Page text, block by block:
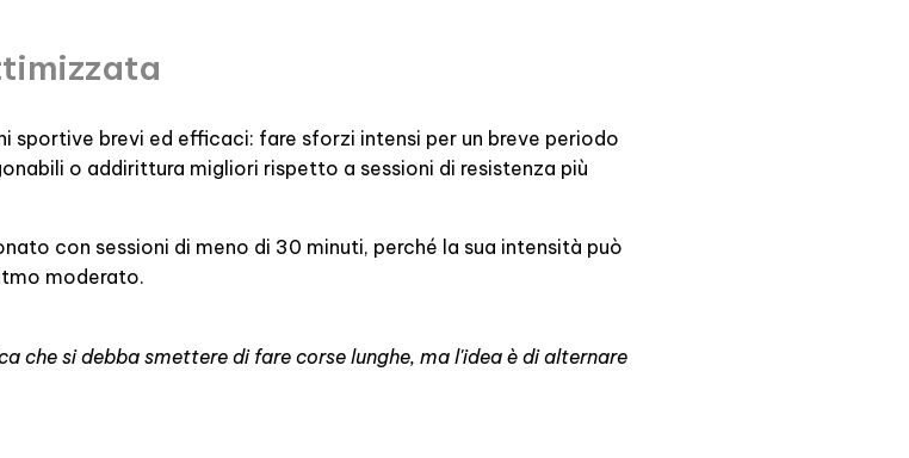
brevi ed efficaci: fare sforzi intensi per un breve periodo
o addirittura migliori rispetto a sessioni di resistenza più
con sessioni di meno di 30 minuti, perché la sua intensità può
moderato.
che si debba smettere di fare corse lunghe, ma l'idea è di alternare